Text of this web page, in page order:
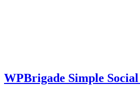
WPBrigade Simple